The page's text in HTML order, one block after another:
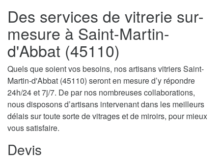
Des services de vitrerie sur-
mesure à Saint-Martin-
d'Abbat (45110)
Quels que soient vos besoins, nos artisans vitriers Saint-
Martin-d'Abbat (45110) seront en mesure d’y répondre
24h/24 et 7j/7. De par nos nombreuses collaborations,
nous disposons d’artisans intervenant dans les meilleurs
délais sur toute sorte de vitrages et de miroirs, pour mieux
vous satisfaire.
Devis